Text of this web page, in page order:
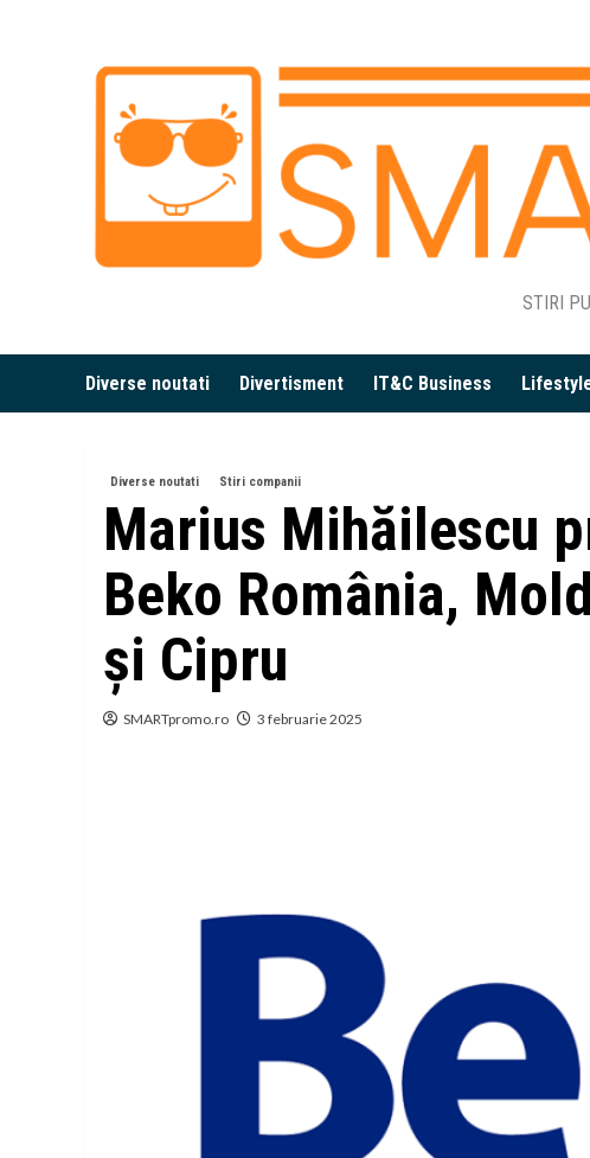
STIRI
Diverse noutati Divertisment IT&C Business
Diverse noutati Stiri companii
Marius Mihăilescu
Beko România,
și Cipru
SMARTpromo.ro 3 februarie 2025